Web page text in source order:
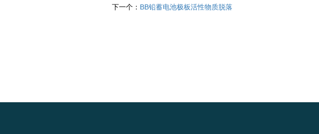
下一个： BB铅蓄电池极板活性物质脱落